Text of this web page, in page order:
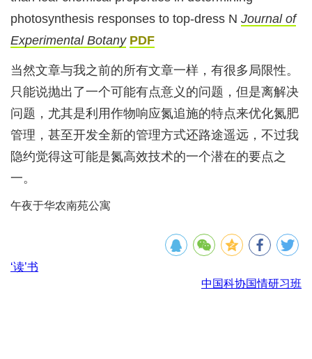
photosynthesis responses to top-dress N Journal of
Experimental Botany PDF
当然文章与我之前的所有文章一样，有很多局限性。
只能说抛出了一个可能有点意义的问题，但是离解决
问题，尤其是利用作物响应氮追施的特点来优化氮肥
管理，甚至开发全新的管理方式还路途遥远，不过我
隐约觉得这可能是氮高效技术的一个潜在的要点之
一。
午夜于华农南苑公寓
‘读’书
中国科协国情研习班